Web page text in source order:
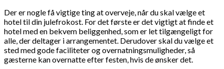
Der er nogle få vigtige ting at overveje, når du skal vælge et
hotel til din julefrokost. For det første er det vigtigt at finde et
hotel med en bekvem beliggenhed, som er let tilgængeligt for
alle, der deltager i arrangementet. Derudover skal du vælge et
sted med gode faciliteter og overnatningsmuligheder, så
gæsterne kan overnatte efter festen, hvis de ønsker det.